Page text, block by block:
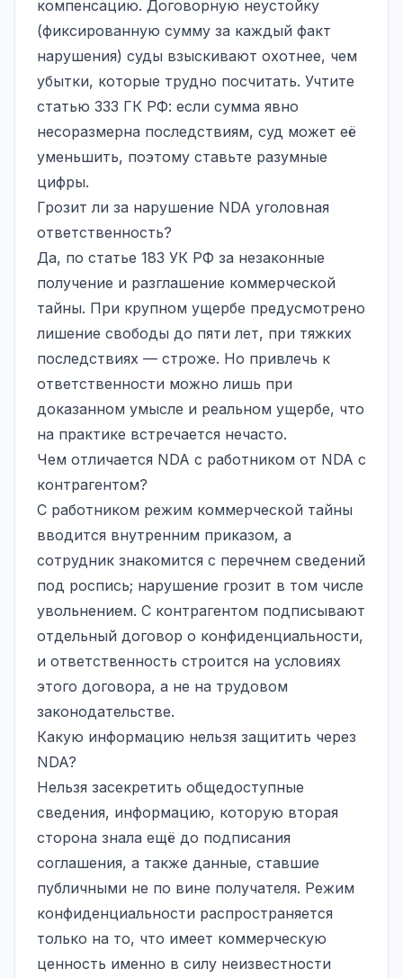
компенсацию. Договорную неустойку
(фиксированную сумму за каждый факт
нарушения) суды взыскивают охотнее, чем
убытки, которые трудно посчитать. Учтите
статью 333 ГК РФ: если сумма явно
несоразмерна последствиям, суд может её
уменьшить, поэтому ставьте разумные
цифры.
Грозит ли за нарушение NDA уголовная
ответственность?
Да, по статье 183 УК РФ за незаконные
получение и разглашение коммерческой
тайны. При крупном ущербе предусмотрено
лишение свободы до пяти лет, при тяжких
последствиях — строже. Но привлечь к
ответственности можно лишь при
доказанном умысле и реальном ущербе, что
на практике встречается нечасто.
Чем отличается NDA с работником от NDA с
контрагентом?
С работником режим коммерческой тайны
вводится внутренним приказом, а
сотрудник знакомится с перечнем сведений
под роспись; нарушение грозит в том числе
увольнением. С контрагентом подписывают
отдельный договор о конфиденциальности,
и ответственность строится на условиях
этого договора, а не на трудовом
законодательстве.
Какую информацию нельзя защитить через
NDA?
Нельзя засекретить общедоступные
сведения, информацию, которую вторая
сторона знала ещё до подписания
соглашения, а также данные, ставшие
публичными не по вине получателя. Режим
конфиденциальности распространяется
только на то, что имеет коммерческую
ценность именно в силу неизвестности